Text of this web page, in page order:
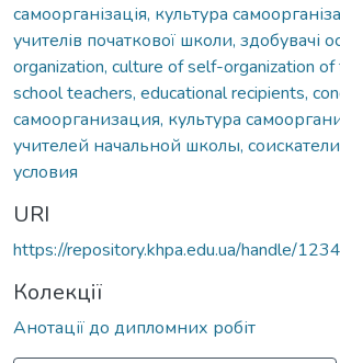
самоорганізація, культура
учителів початкової школи, здобувачі
organization, culture of self-organization
school teachers, educational recipients,
самоорганизация, культура
учителей начальной школы,
условия
URI
https://repository.khpa.edu.ua/handle/
Колекції
Анотації до дипломних робіт